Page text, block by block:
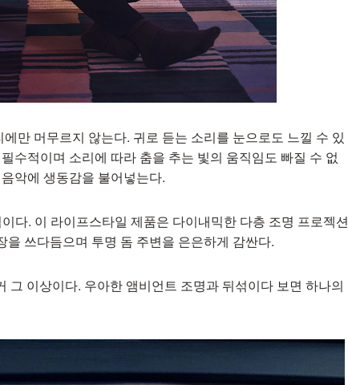
만 머무르지 않는다. 귀로 듣는 소리를 눈으로도 느낄 수 있
수적이며 소리에 따라 춤을 추는 빛의 움직임도 빠질 수 없
악에 생동감을 불어넣는다.
다. 이 라이프스타일 제품은 다이내믹한 다층 조명 프로젝션
쓰다듬으며 투명 돔 주변을 은은하게 감싼다.
그 이상이다. 우아한 앰비언트 조명과 뒤섞이다 보면 하나의